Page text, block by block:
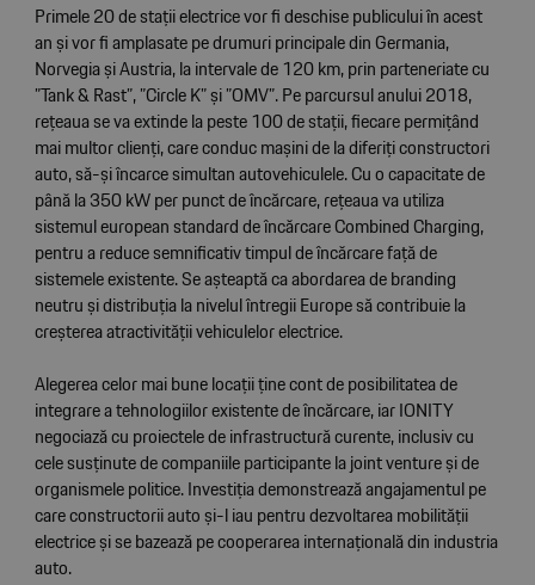
Primele 20 de stații electrice vor fi deschise publicului în acest
an și vor fi amplasate pe drumuri principale din Germania,
Norvegia și Austria, la intervale de 120 km, prin parteneriate cu
”Tank & Rast”, ”Circle K” și ”OMV”. Pe parcursul anului 2018,
rețeaua se va extinde la peste 100 de stații, fiecare permițând
mai multor clienți, care conduc mașini de la diferiți constructori
auto, să-și încarce simultan autovehiculele. Cu o capacitate de
până la 350 kW per punct de încărcare, rețeaua va utiliza
sistemul european standard de încărcare Combined Charging,
pentru a reduce semnificativ timpul de încărcare față de
sistemele existente. Se așteaptă ca abordarea de branding
neutru și distribuția la nivelul întregii Europe să contribuie la
creșterea atractivității vehiculelor electrice.
Alegerea celor mai bune locații ține cont de posibilitatea de
integrare a tehnologiilor existente de încărcare, iar IONITY
negociază cu proiectele de infrastructură curente, inclusiv cu
cele susținute de companiile participante la joint venture și de
organismele politice. Investiția demonstrează angajamentul pe
care constructorii auto și-l iau pentru dezvoltarea mobilității
electrice și se bazează pe cooperarea internațională din industria
auto.